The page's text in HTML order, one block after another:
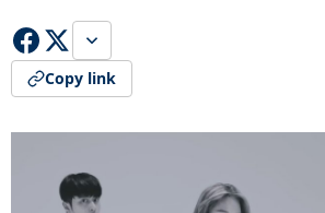
Copy link